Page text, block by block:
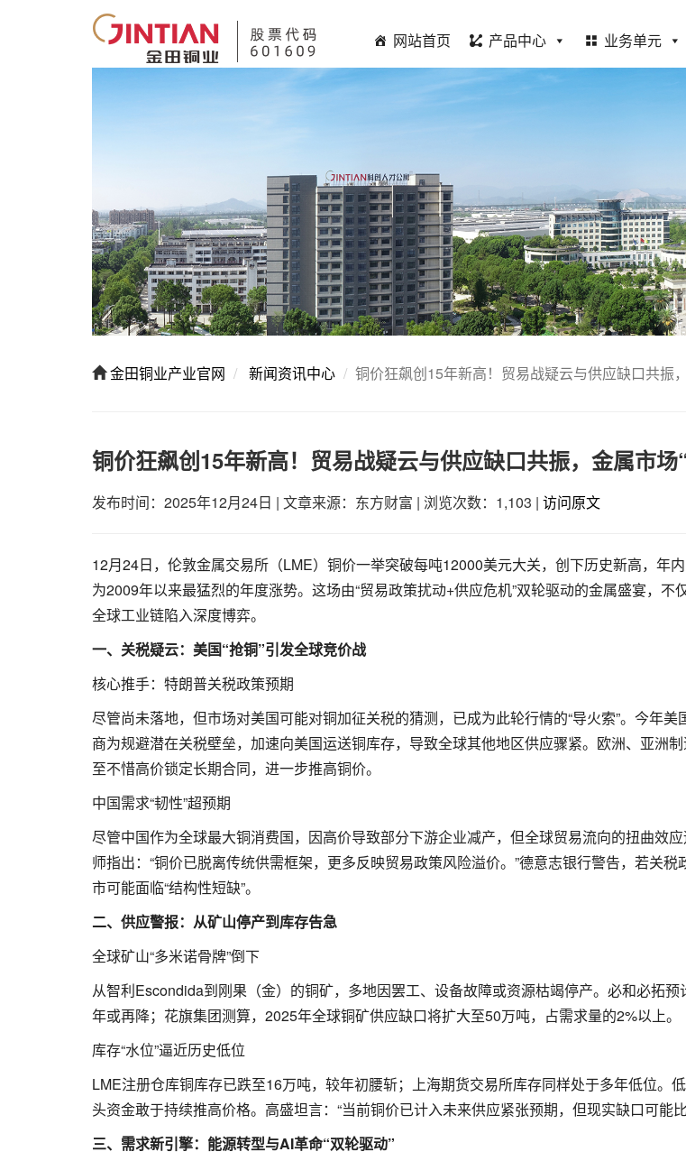
网站首页 产品中心 业务单元
金田铜业产业官网 新闻资讯中心 铜价狂飙创15年新高！贸易战疑云与供应缺口共振
铜价狂飙创15年新高！贸易战疑云与供应缺口共振，金属市场
发布时间：2025年12月24日 | 文章来源：东方财富 | 浏览次数：1,103 | 访问原文
12月24日，伦敦金属交易所（LME）铜价一举突破每吨12000美元大关，创下历史新高，年
为2009年以来最猛烈的年度涨势。这场由“贸易政策扰动+供应危机”双轮驱动的金属盛宴，不
全球工业链陷入深度博弈。
一、关税疑云：美国“抢铜”引发全球竞价战
核心推手：特朗普关税政策预期
尽管尚未落地，但市场对美国可能对铜加征关税的猜测，已成为此轮行情的“导火索”。今年
商为规避潜在关税壁垒，加速向美国运送铜库存，导致全球其他地区供应骤紧。欧洲、亚洲制
至不惜高价锁定长期合同，进一步推高铜价。
中国需求“韧性”超预期
尽管中国作为全球最大铜消费国，因高价导致部分下游企业减产，但全球贸易流向的扭曲效
师指出：“铜价已脱离传统供需框架，更多反映贸易政策风险溢价。”德意志银行警告，若关
市可能面临“结构性短缺”。
二、供应警报：从矿山停产到库存告急
全球矿山“多米诺骨牌”倒下
从智利Escondida到刚果（金）的铜矿，多地因罢工、设备故障或资源枯竭停产。必和必拓
年或再降；花旗集团测算，2025年全球铜矿供应缺口将扩大至50万吨，占需求量的2%以上。
库存“水位”逼近历史低位
LME注册仓库铜库存已跌至16万吨，较年初腰斩；上海期货交易所库存同样处于多年低位。
头资金敢于持续推高价格。高盛坦言：“当前铜价已计入未来供应紧张预期，但现实缺口可能
三、需求新引擎：能源转型与AI革命“双轮驱动”